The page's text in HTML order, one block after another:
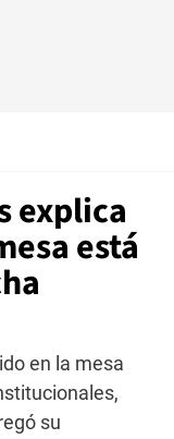
explica
está
en la mesa
su